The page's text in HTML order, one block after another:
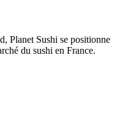
Planet Sushi se positionne
du sushi en France.